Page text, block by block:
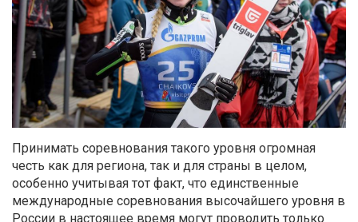
Принимать соревнования такого уровня огромная
честь как для региона, так и для страны в целом,
особенно учитывая тот факт, что единственные
международные соревнования высочайшего уровня в
России в настоящее время могут проводить только